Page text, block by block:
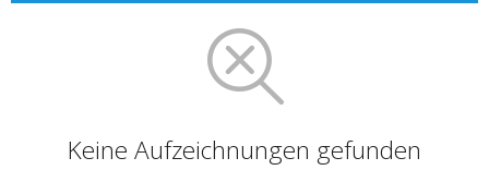
Keine Aufzeichnungen gefunden